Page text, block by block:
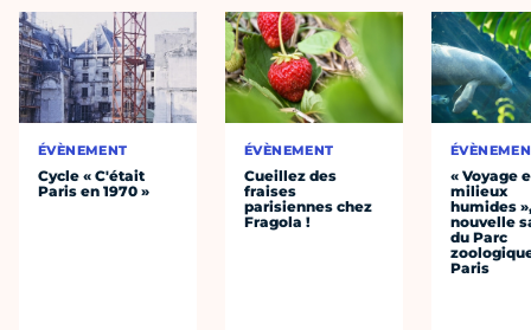
ÉVÈNEMENT
Cycle « C'était
Paris en 1970 »
ÉVÈNEMENT
Cueillez des
fraises
parisiennes chez
Fragola !
« Voyage
milieux
humides
nouvelle
du Parc
Paris